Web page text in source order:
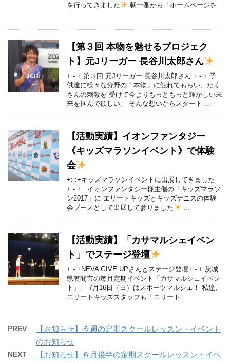
を行ってきました
朝一番から「ホームページを
...
【第３回 本物を魅せるプロジェク
ト】元Jリーガー 長谷川太郎さん
+:-:+ 第３回 元Jリーガー 長谷川太郎さん +:-:+ 子
供達に様々な分野の「本物」に触れてもらい、たく
さんの刺激を 受けて今よりもっともっと輝かしい未
来を掴んで欲しい。 そんな想いからスタート ...
【活動実績】イオンファンタジー
《キッズマラソンイベント》で体験
会
+:-:+キッズマラソンイベントに出展してきました
+:-:+ イオンファンタジー様主催の「キッズマラソ
ン2017」に エリートキッズとキッズテニスの体験
会ブースとして出展して参りました
...
【活動実績】「カサマルシェイベン
ト」でステージ登壇
+:-:+NEVA GIVE UPさんとステージ登壇+:-:+ 茨城
県笠間市の毎月定期イベント「カサマルシェイベン
ト」。 7月16日（日）はスポーツマルシェ！ 私達、
エリートキッズスタッフも「エリート ...
PREV
【お知らせ】今週の定期スクールレッスン・イベント
のお知らせ
NEXT
【お知らせ】６月後半の定期スクールレッスン・イベ